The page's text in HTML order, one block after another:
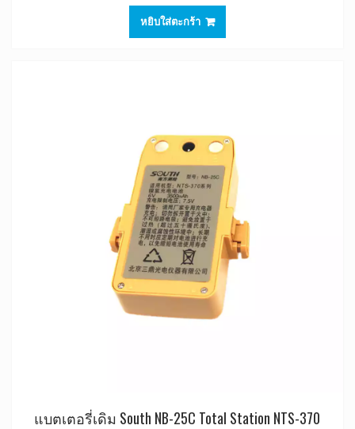
หยิบใส่ตะกร้า
แบตเตอรี่เดิม South NB-25C Total Station NTS-370